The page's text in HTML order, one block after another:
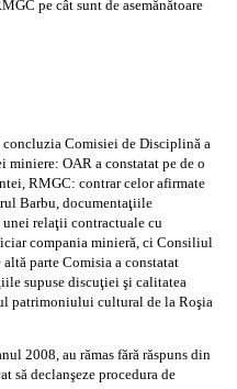
pe cât sunt de asemănătoare
concluzia Comisiei de Disciplină a
miniere: OAR a constatat pe de o
RMGC: contrar celor afirmate
Barbu, documentaţiile
relaţii contractuale cu
compania minieră, ci Consiliul
parte Comisia a constatat
supuse discuţiei şi calitatea
patrimoniului cultural de la Roşia
2008, au rămas fără răspuns din
să declanşeze procedura de